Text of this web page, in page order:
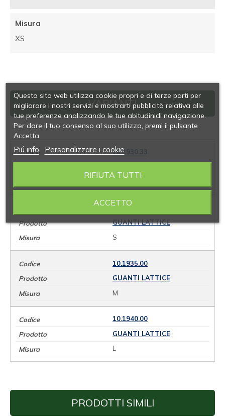
Misura
XS
VARIANTI
10.1930.33
10.1930.00
GUANTI LATTICE
S
10.1935.00
GUANTI LATTICE
M
10.1940.00
GUANTI LATTICE
L
PRODOTTI SIMILI
Questo sito web utilizza cookie propri e di terze parti per
migliorare i nostri servizi e mostrarti pubblicità relativa alle
tue preferenze analizzando le tue abitudinidi navigazione.
Per dare il tuo consenso al suo utilizzo, premi il pulsante
Accetta.
Piú info Personalizzare i cookie
RIFIUTA TUTTI
ACCETTO